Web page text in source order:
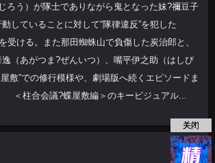
ろう）が隊士でありながら鬼となった妹?禰豆子
動していることに対して“隊律違反”を犯した
受ける。また那田蜘蛛山で負傷した炭治郎と、
（あがつま?ぜんいつ）、嘴平伊之助（はしび
敷”での修行模様や、劇場版へ続くエピソードま
柱合会議?蝶屋敷編＞のキービジュアル...
关闭